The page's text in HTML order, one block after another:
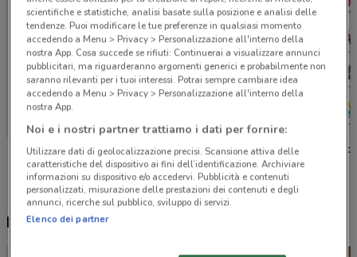
Toys Center Toys Center
Nuovi prodotti da provare
scientifiche e statistiche, analisi basate sulla posizione e analisi delle
tendenze. Puoi modificare le tue preferenze in qualsiasi momento
accedendo a Menu > Privacy > Personalizzazione all'interno della
nostra App. Cosa succede se rifiuti: Continuerai a visualizzare annunci
pubblicitari, ma riguarderanno argomenti generici e probabilmente non
saranno rilevanti per i tuoi interessi. Potrai sempre cambiare idea
accedendo a Menu > Privacy > Personalizzazione all'interno della
nostra App.
Noi e i nostri partner trattiamo i dati per fornire:
Utilizzare dati di geolocalizzazione precisi. Scansione attiva delle
caratteristiche del dispositivo ai fini dell’identificazione. Archiviare
informazioni su dispositivo e/o accedervi. Pubblicità e contenuti
personalizzati, misurazione delle prestazioni dei contenuti e degli
annunci, ricerche sul pubblico, sviluppo di servizi.
Elenco dei partner